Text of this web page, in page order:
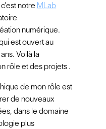
notre MLab
numérique.
est ouvert au
Voilà la
rôle et des projets .
de mon rôle est
de nouveaux
dans le domaine
plus